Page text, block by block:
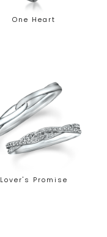
One Heart
Lover's Promise